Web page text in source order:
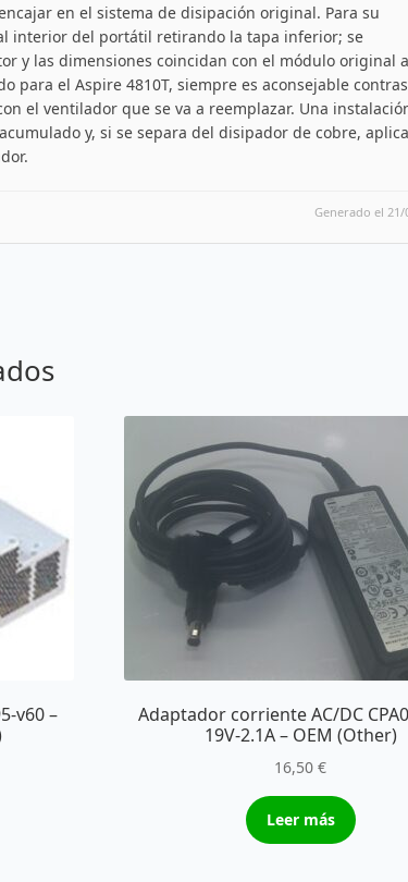
en el sistema de disipación original. Para su
interior del portátil retirando la tapa inferior; se
y las dimensiones coincidan con el módulo original
para el Aspire 4810T, siempre es aconsejable
el ventilador que se va a reemplazar. Una
y, si se separa del disipador de cobre,
Generado el 21/
v60 –
Adaptador corriente AC/DC
19V-2.1A – OEM (Other)
16,50€
Leer más